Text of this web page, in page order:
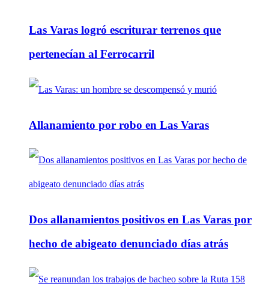
Las Varas logró escriturar terrenos que
pertenecían al Ferrocarril
Allanamiento por robo en Las Varas
Dos allanamientos positivos en Las Varas por
hecho de abigeato denunciado días atrás